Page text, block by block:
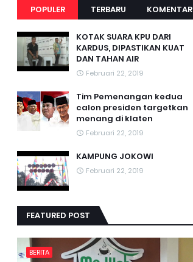
POPULER TERBARU KOMENTAR
KOTAK SUARA KPU DARI
KARDUS, DIPASTIKAN KUAT
DAN TAHAN AIR
Februari 22, 2019
Tim Pemenangan kedua
calon presiden targetkan
menang di klaten
Februari 22, 2019
KAMPUNG JOKOWI
Februari 22, 2019
FEATURED POST
BERITA